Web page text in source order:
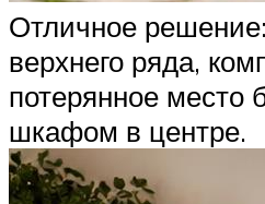
Отличное
верхнего ряда,
потерянное место
шкафом в центре.